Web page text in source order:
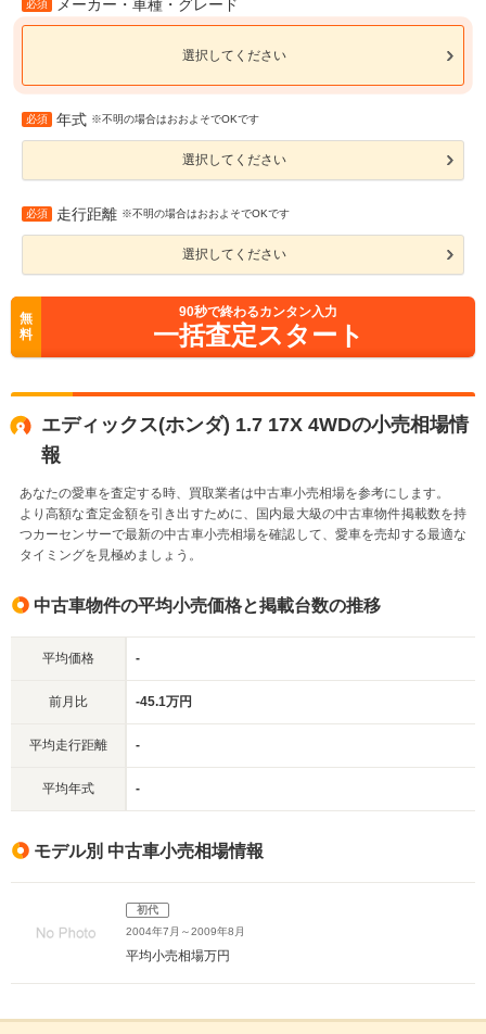
必須 メーカー・車種・グレード
選択してください
必須 年式 ※不明の場合はおおよそでOKです
選択してください
必須 走行距離 ※不明の場合はおおよそでOKです
選択してください
無
料
90秒で終わるカンタン入力
一括査定スタート
エディックス(ホンダ) 1.7 17X 4WDの小売相場情
報
あなたの愛車を査定する時、買取業者は中古車小売相場を参考にします。
より高額な査定金額を引き出すために、国内最大級の中古車物件掲載数を持
つカーセンサーで最新の中古車小売相場を確認して、愛車を売却する最適な
タイミングを見極めましょう。
中古車物件の平均小売価格と掲載台数の推移
平均価格 -
前月比 -45.1万円
平均走行距離 -
平均年式 -
モデル別 中古車小売相場情報
初代
2004年7月～2009年8月
平均小売相場万円